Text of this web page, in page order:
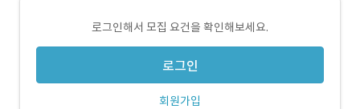
로그인해서 모집 요건을 확인해보세요.
로그인
회원가입